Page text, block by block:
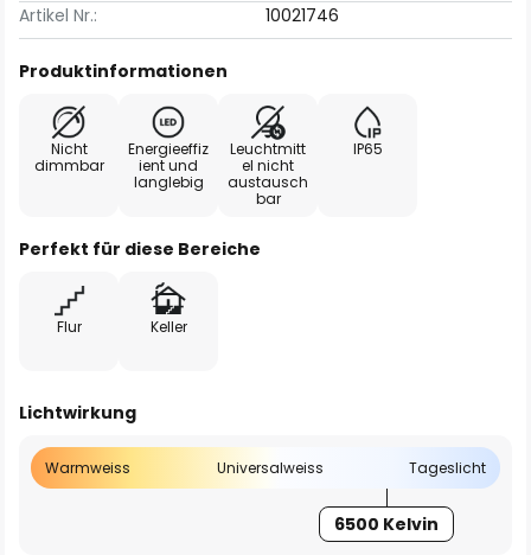
Artikel Nr.:
10021746
Produktinformationen
Nicht
dimmbar
Energieeffiz
ient und
langlebig
Leuchtmitt
el nicht
austausch
bar
IP65
Perfekt für diese Bereiche
Flur Keller
Lichtwirkung
Warmweiss Universalweiss Tageslicht
6500 Kelvin